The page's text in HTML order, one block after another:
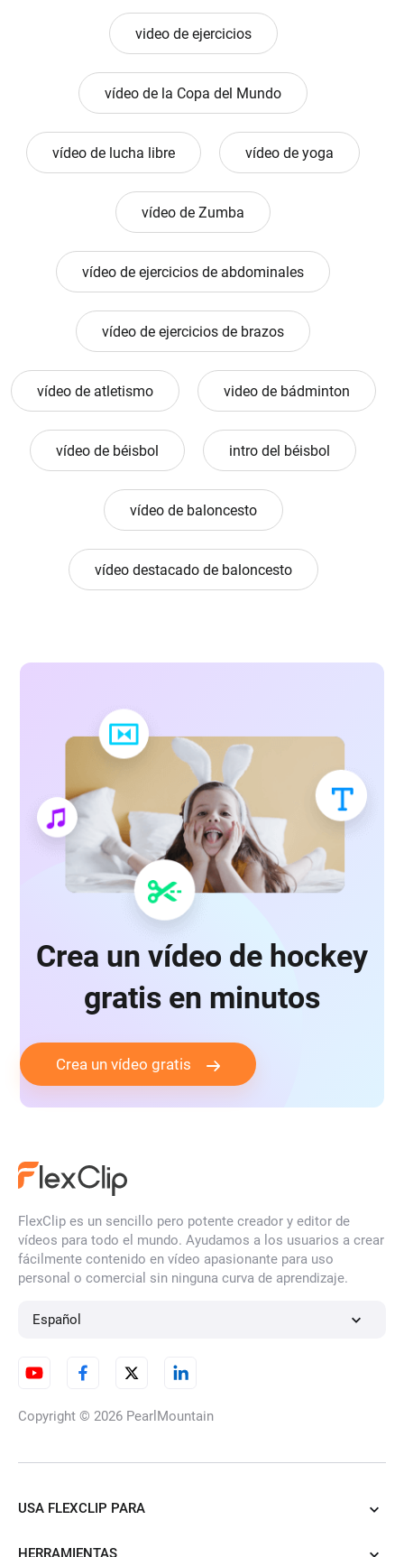
video de ejercicios
vídeo de la Copa del Mundo
vídeo de lucha libre vídeo de yoga
vídeo de Zumba
vídeo de ejercicios de abdominales
vídeo de ejercicios de brazos
vídeo de atletismo video de bádminton
vídeo de béisbol intro del béisbol
vídeo de baloncesto
vídeo destacado de baloncesto
Crea un vídeo de hockey
gratis en minutos
Crea un vídeo gratis
FlexClip es un sencillo pero potente creador y editor de
vídeos para todo el mundo. Ayudamos a los usuarios a crear
fácilmente contenido en vídeo apasionante para uso
personal o comercial sin ninguna curva de aprendizaje.
Español
Copyright © 2026 PearlMountain
USA FLEXCLIP PARA
HERRAMIENTAS